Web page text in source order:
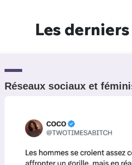
Les
Réseaux sociaux et
Un